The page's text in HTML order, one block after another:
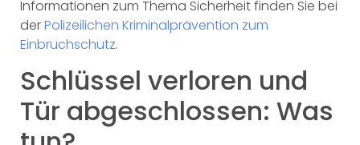
Informationen zum Thema Sicherheit finden Sie bei
derPolizeilichen Kriminalprävention zum
Einbruchschutz.
Schlüssel verloren und
Tür abgeschlossen: Was